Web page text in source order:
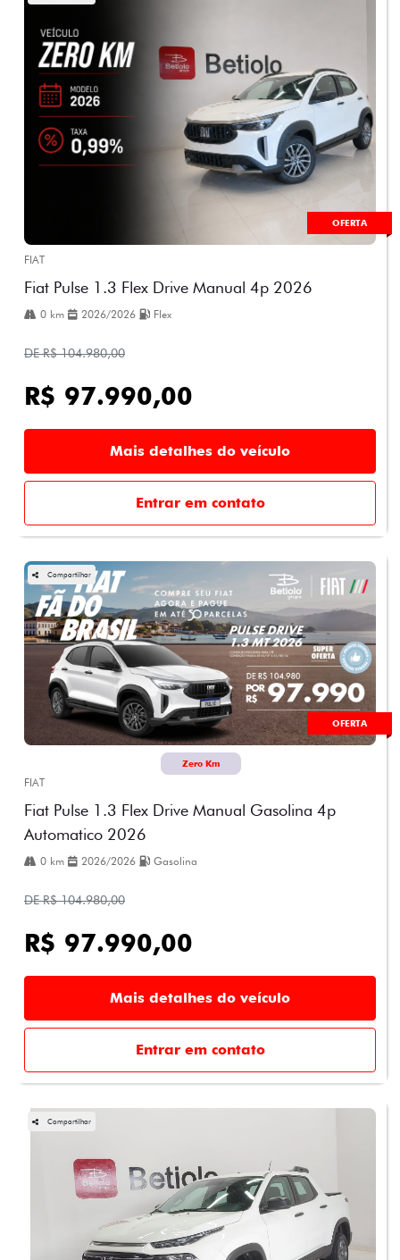
OFERTA
FIAT
Fiat Pulse 1.3 Flex Drive Manual 4p 2026
0 km 2026/2026 Flex
DE R$ 104.980,00
R$ 97.990,00
Mais detalhes do veículo
Entrar em contato
OFERTA
Compartilhar
Zero Km
FIAT
Fiat Pulse 1.3 Flex Drive Manual Gasolina 4p
Automatico 2026
0 km 2026/2026 Gasolina
DE R$ 104.980,00
R$ 97.990,00
Mais detalhes do veículo
Entrar em contato
Compartilhar